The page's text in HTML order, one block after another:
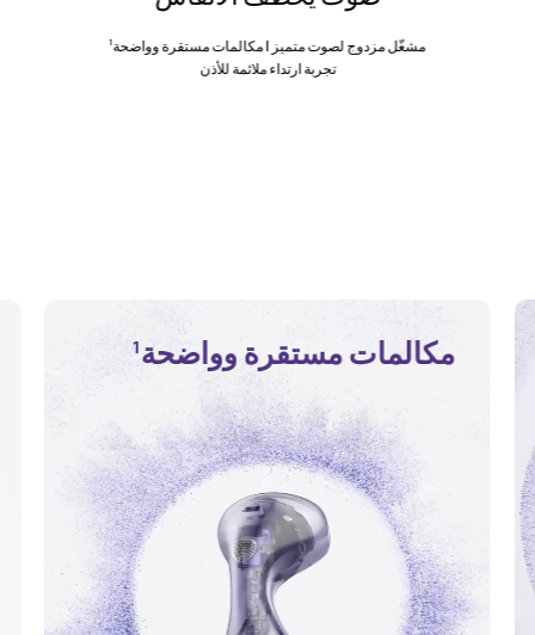
مشغّل مزدوج لصوت متميز | مكالمات مستقرة وواضحة1
تجربة ارتداء ملائمة للأذن
مكالمات مستقرة وواضحة1